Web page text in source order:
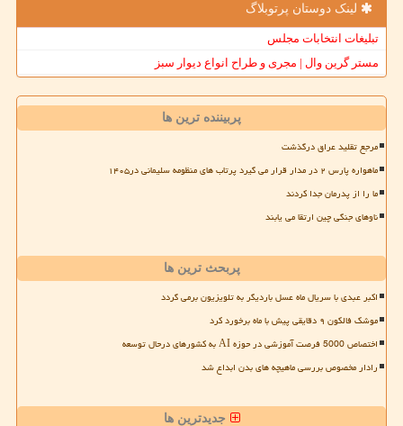
لینک دوستان پرتوبلاگ
تبلیغات انتخابات مجلس
مستر گرین وال | مجری و طراح انواع دیوار سبز
پربیننده ترین ها
مرجع تقلید عراق درگذشت
ماهواره پارس ۲ در مدار قرار می گیرد پرتاب های منظومه سلیمانی در۱۴۰۵
ما را از پدرمان جدا کردند
ناوهای جنگی چین ارتقا می یابند
پربحث ترین ها
اکبر عبدی با سریال ماه عسل باردیگر به تلویزیون برمی گردد
موشک فالکون ۹ دقایقی پیش با ماه برخورد کرد
اختصاص 5000 فرصت آموزشی در حوزه AI به کشورهای درحال توسعه
رادار مخصوص بررسی ماهیچه های بدن ابداع شد
جدیدترین ها